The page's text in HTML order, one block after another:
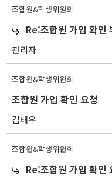
조합원&학생위원회
Re:조합원 가입 확인
관리자
조합원&학생위원회
조합원 가입 확인 요청
김태우
조합원&학생위원회
Re:조합원 가입 확인